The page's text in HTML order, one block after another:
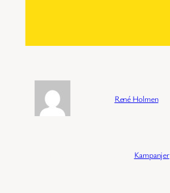
René Holmen
Kampanjer